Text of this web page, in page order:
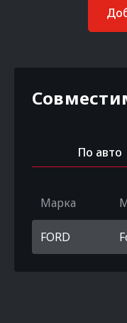
По авто
Марка
FORD